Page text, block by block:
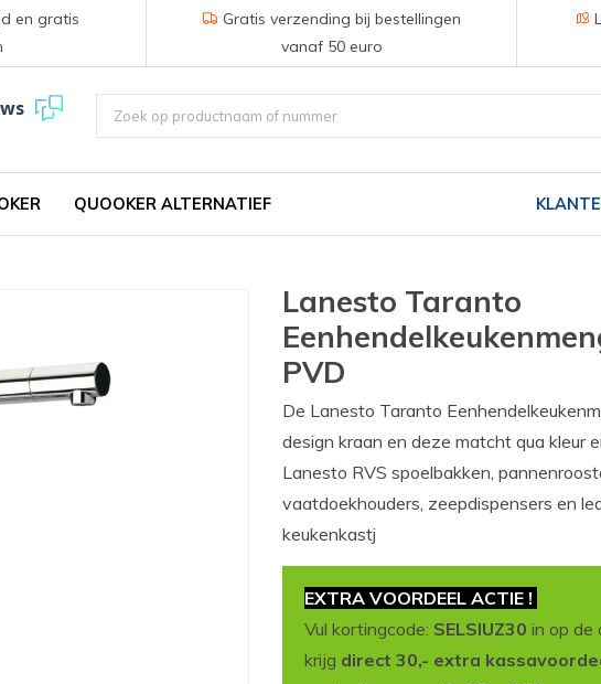
en gratis
Gratis verzending bij bestellingen
vanaf 50 euro
QUOOKER ALTERNATIEF
Lanesto Taranto
PVD
De Lanesto Taranto
design kraan en deze matcht qua kleur
Lanesto RVS spoelbakken,
vaatdoekhouders, zeepdispensers en
keukenkastj
EXTRA VOORDEEL ACTIE !
Vul kortingcode: SELSIUZ30 in op de
krijg direct 30,- extra